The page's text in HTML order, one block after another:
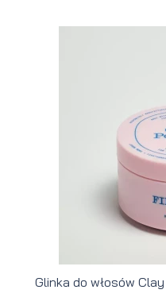
Glinka do włosów